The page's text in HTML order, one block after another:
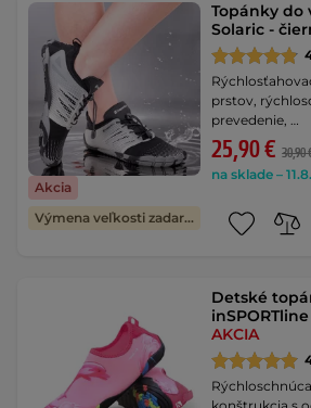
Akcia
Výmena veľkosti zadarmo
Topánky do
Solaric -
prstov,
prevedenie, …
25,90 € 30,90
na sklade –
Detské
AKCIA